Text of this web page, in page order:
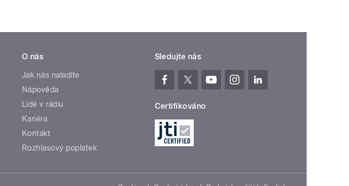
O nás
Jak nás naladíte
Nápověda
Lidé v rádiu
Kariéra
Kontakt
Rozhlasový poplatek
Sledujte nás
Certifikováno